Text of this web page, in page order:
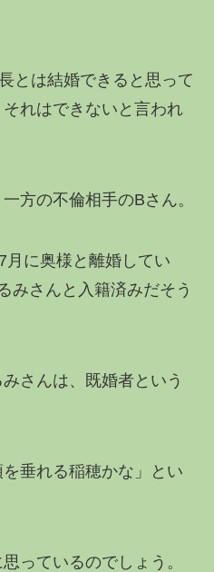
とは結婚できると思って
れはできないと言われ
方の不倫相手のBさん。
月に奥様と離婚してい
みさんと入籍済みだそう
さんは、既婚者という
垂れる稲穂かな」とい
っているのでしょう。